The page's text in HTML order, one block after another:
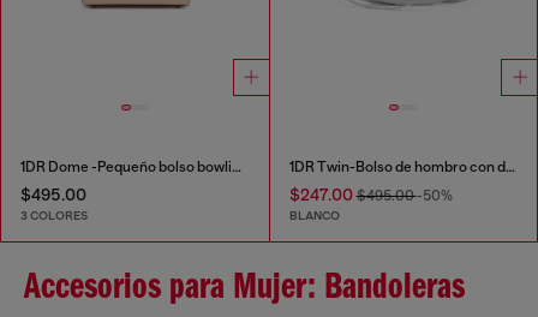
1DR Dome -Pequeño bolso bowling de cuero
$495.00
3 COLORES
1DR Twin-Bolso de hombro con doble bolsillo en cuero estampado
$247.00$495.00-50%
BLANCO
Accesorios para Mujer: Bandoleras